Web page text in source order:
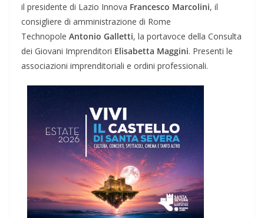
il presidente di Lazio Innova Francesco Marcolini, il
consigliere di amministrazione di Rome
Technopole Antonio Galletti, la portavoce della Consulta
dei Giovani Imprenditori Elisabetta Maggini. Presenti le
associazioni imprenditoriali e ordini professionali.